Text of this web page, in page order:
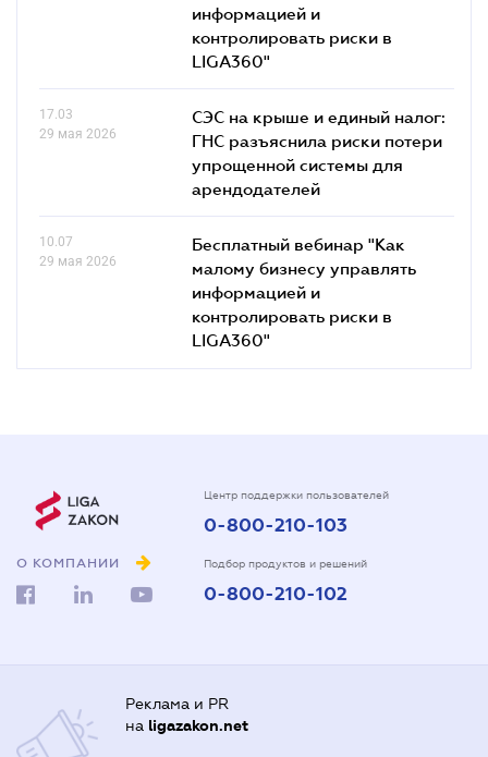
информацией и
контролировать риски в
LIGA360"
17.03
29 мая 2026
СЭС на крыше и единый налог:
ГНС разъяснила риски потери
упрощенной системы для
арендодателей
10.07
29 мая 2026
Бесплатный вебинар "Как
малому бизнесу управлять
информацией и
контролировать риски в
LIGA360"
О КОМПАНИИ
Центр поддержки пользователей
0-800-210-103
Подбор продуктов и решений
0-800-210-102
Реклама и PR
на ligazakon.net